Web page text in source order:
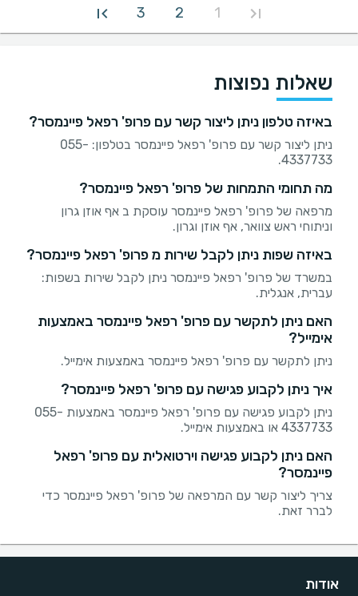
1
2
3
שאלות נפוצות
באיזה טלפון ניתן ליצור קשר עם פרופ' רפאל פיינמסר?
ניתן ליצור קשר עם פרופ' רפאל פיינמסר בטלפון: 055-
4337733.
מה תחומי התמחות של פרופ' רפאל פיינמסר?
מרפאה של פרופ' רפאל פיינמסר עוסקת ב אף אוזן גרון
וניתוחי ראש צוואר, אף אוזן וגרון.
באיזה שפות ניתן לקבל שירות מ פרופ' רפאל פיינמסר?
במשרד של פרופ' רפאל פיינמסר ניתן לקבל שירות בשפות:
עברית, אנגלית.
האם ניתן לתקשר עם פרופ' רפאל פיינמסר באמצעות
אימייל?
ניתן לתקשר עם פרופ' רפאל פיינמסר באמצעות אימייל.
איך ניתן לקבוע פגישה עם פרופ' רפאל פיינמסר?
ניתן לקבוע פגישה עם פרופ' רפאל פיינמסר באמצעות 055-
4337733 או באמצעות אימייל.
האם ניתן לקבוע פגישה וירטואלית עם פרופ' רפאל
פיינמסר?
צריך ליצור קשר עם המרפאה של פרופ' רפאל פיינמסר כדי
לברר זאת.
אודות